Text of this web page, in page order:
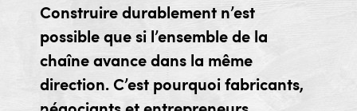
Construire durablement n’est
possible que si l’ensemble de la
chaîne avance dans la même
direction. C’est pourquoi fabricants,